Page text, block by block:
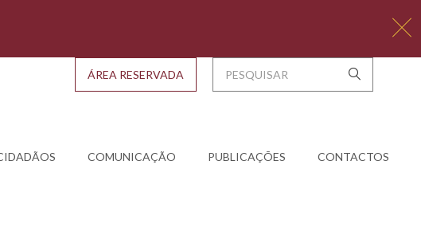
COMUNICAÇÃO PUBLICAÇÕES CONTACTOS
ÁREA RESERVADA